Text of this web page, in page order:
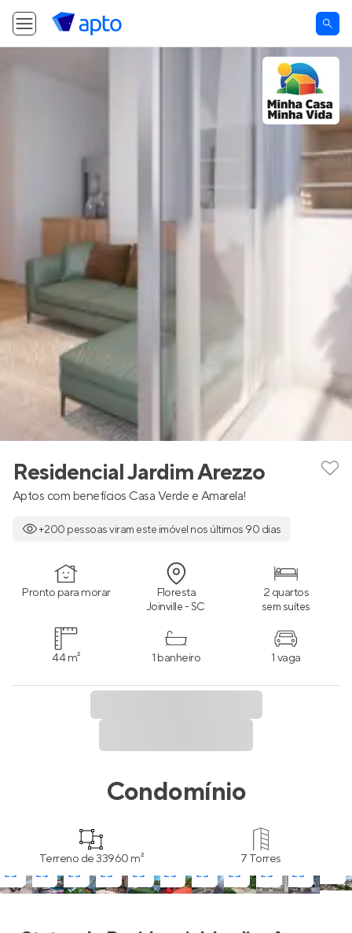
Residencial Jardim Arezzo
Aptos com benefícios Casa Verde e Amarela!
+200 pessoas viram este imóvel nos últimos 90 dias
Pronto para morar Floresta
Joinville - SC
2 quartos
sem suítes
44 m² 1 banheiro 1 vaga
Condomínio
Terreno de 33960 m² 7 Torres